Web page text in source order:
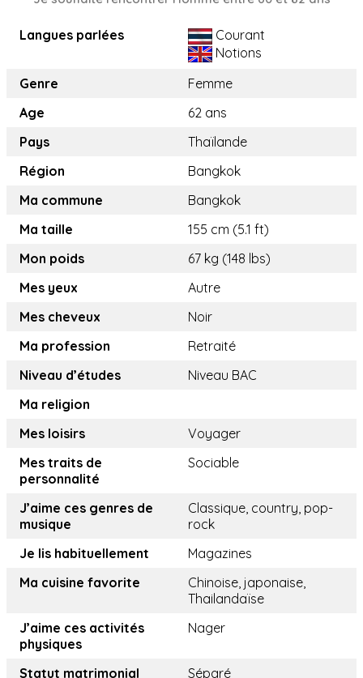
Langues parlées
Courant
Notions
Genre
Femme
Age
62 ans
Pays
Thaïlande
Région
Bangkok
Ma commune
Bangkok
Ma taille
155 cm (5.1 ft)
Mon poids
67 kg (148 lbs)
Mes yeux
Autre
Mes cheveux
Noir
Ma profession
Retraité
Niveau d’études
Niveau BAC
Ma religion
Mes loisirs
Voyager
Mes traits de
personnalité
Sociable
J’aime ces genres de
musique
Classique, country, pop-
rock
Je lis habituellement
Magazines
Ma cuisine favorite
Chinoise, japonaise,
Thailandaïse
J’aime ces activités
physiques
Nager
Statut matrimonial
Séparé